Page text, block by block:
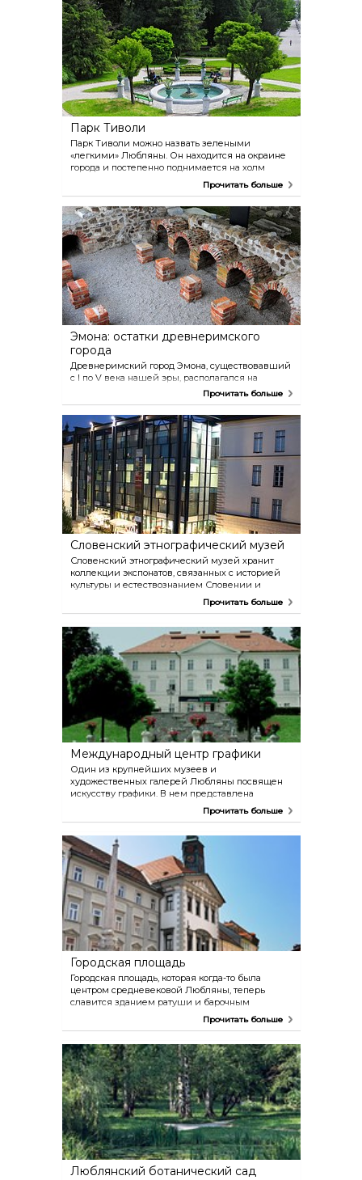
проводятся различные развлекательные
мероприятия с участием животных, во время
которых посетители могут поближе
познакомиться с питомцами.
Парк Тиволи
Парк Тиволи можно назвать зелеными
«легкими» Любляны. Он находится на окраине
города и постепенно поднимается на холм
Рожник, усеянный множеством прогулочных
дорожек. Однако парк Тиволи — это не только
приятное место для прогулок. В нем находятся
два крупных музея Любляны, занимающие
старинные особняки. Здесь также есть
популярная площадка для выставок под
открытым небом, красивый пруд, кафе и
питомник с экспозицией тропических
растений.
Прочитать больше
Эмона: остатки древнеримского
города
Древнеримский город Эмона, существовавший
с I по V века нашей эры, располагался на
большей части территории, занимаемой ныне
центром Любляны. Сегодня любители
древности смогут осмотреть хорошо
сохранившуюся часть южной городской стены и
посетить два археологических парка. Артефакты
римского периода также экспонируются в
Городском музее Любляны и в Национальном
музее Словении.
Прочитать больше
Словенский этнографический музей
Словенский этнографический музей хранит
коллекции экспонатов, связанных с историей
культуры и естествознанием Словении и
других народов мира. Его задача — показать
посетителям, как жили наши предки в разные
Прочитать больше
Международный центр графики
Один из крупнейших музеев и
художественных галерей Любляны посвящен
искусству графики. В нем представлена
большая коллекция графики и произведений
современного искусства. На базе этого музея с
биеннале графики, одно из самых известных в
мире тематических мероприятий в данной
сфере.
Прочитать больше
Городская площадь
Городская площадь, которая когда-то была
центром средневековой Любляны, теперь
славится зданием ратуши и барочным
фонтаном «Три карниольские реки», созданным
в 1743—1751 годах по проекту Франческо Роббы.
общих чертах сохранило барочный облик до
наших дней. По субботам в ратуше проводятся
экскурсии (начало в 13:00).
Прочитать больше
Люблянский ботанический сад